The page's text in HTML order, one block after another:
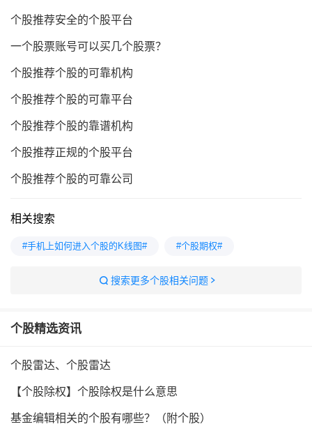
个股推荐安全的个股平台
一个股票账号可以买几个股票？
个股推荐个股的可靠机构
个股推荐个股的可靠平台
个股推荐个股的靠谱机构
个股推荐正规的个股平台
个股推荐个股的可靠公司
相关搜索
#手机上如何进入个股的K线图# #个股期权#
搜索更多个股相关问题
个股精选资讯
个股雷达、个股雷达
【个股除权】个股除权是什么意思
基金编辑相关的个股有哪些？（附个股）